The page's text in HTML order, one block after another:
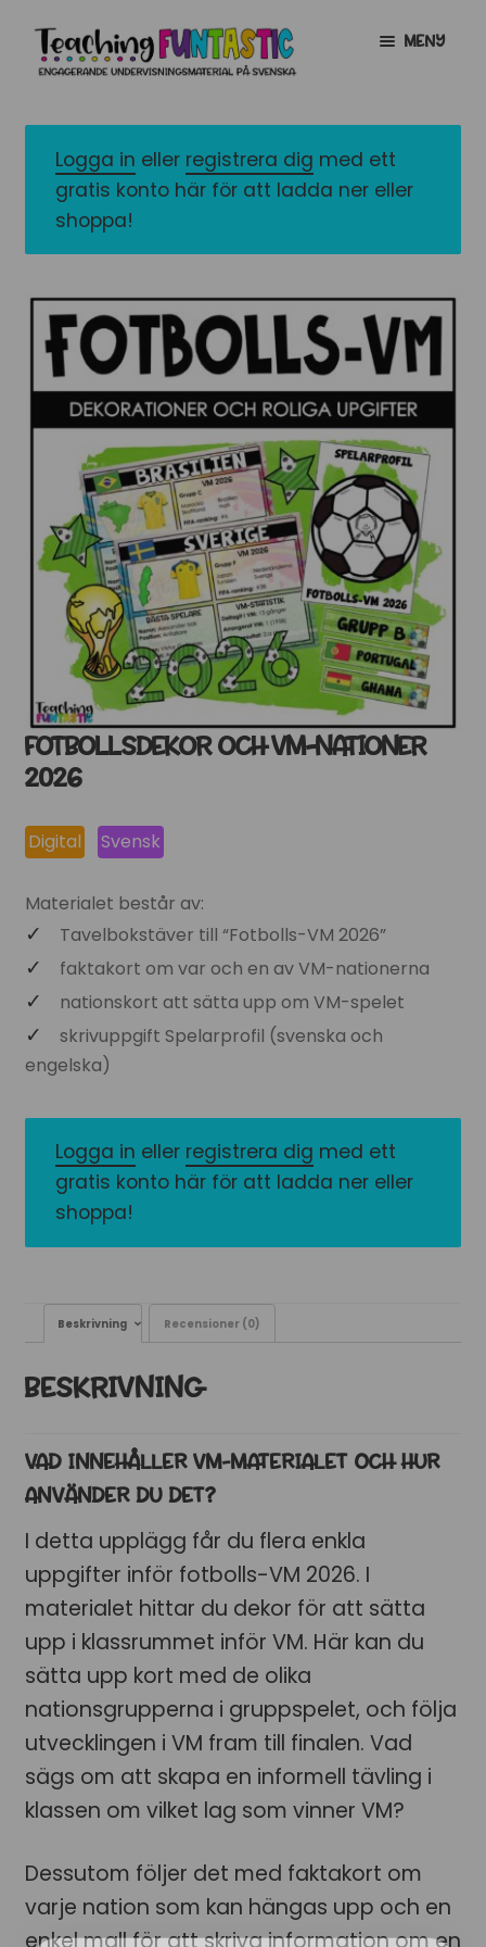
Hoppa
till
navigering
Gå
till
innehåll
MENY
MITT KONTO
GRATISMATERIAL
LICENSER
EXPANDERA
UNDERMENY
TYPSNITT
Logga in eller registrera dig med ett
gratis konto här för att ladda ner eller
shoppa!
FOTBOLLSDEKOR OCH VM-NATIONER
2026
Digital Svensk
Materialet består av:
Tavelbokstäver till “Fotbolls-VM 2026”
faktakort om var och en av VM-nationerna
nationskort att sätta upp om VM-spelet
skrivuppgift Spelarprofil (svenska och
engelska)
Logga in eller registrera dig med ett
gratis konto här för att ladda ner eller
shoppa!
Beskrivning Recensioner (0)
BESKRIVNING
VAD INNEHÅLLER VM-MATERIALET OCH HUR
ANVÄNDER DU DET?
I detta upplägg får du flera enkla
uppgifter inför fotbolls-VM 2026. I
materialet hittar du dekor för att sätta
upp i klassrummet inför VM. Här kan du
sätta upp kort med de olika
nationsgrupperna i gruppspelet, och följa
utvecklingen i VM fram till finalen. Vad
sägs om att skapa en informell tävling i
klassen om vilket lag som vinner VM?
Dessutom följer det med faktakort om
varje nation som kan hängas upp och en
enkel mall för att skriva information om en